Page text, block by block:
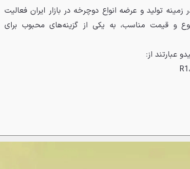
تولید و عرضه انواع دوچرخه در بازار ایران فعالیت
و قیمت مناسب، به یکی از گزینه‌های محبوب برای
عبارتند از: